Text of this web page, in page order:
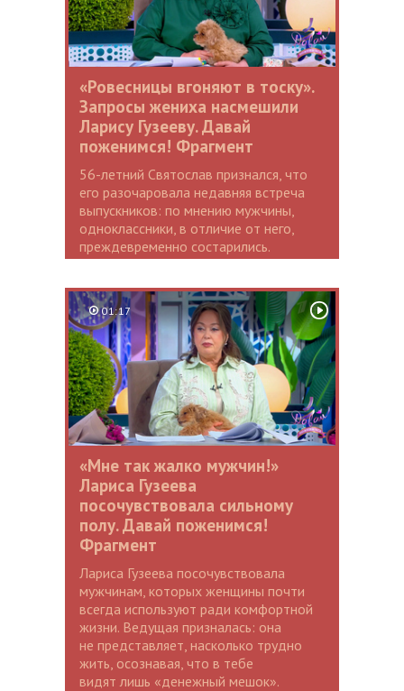
«Ровесницы вгоняют в тоску».
Запросы жениха насмешили
Ларису Гузееву. Давай
поженимся! Фрагмент
56-летний Святослав признался, что
его разочаровала недавняя встреча
выпускников: по мнению мужчины,
одноклассники, в отличие от него,
преждевременно состарились.
01:17
«Мне так жалко мужчин!»
Лариса Гузеева
посочувствовала сильному
полу. Давай поженимся!
Фрагмент
Лариса Гузеева посочувствовала
мужчинам, которых женщины почти
всегда используют ради комфортной
жизни. Ведущая призналась: она
не представляет, насколько трудно
жить, осознавая, что в тебе
видят лишь «денежный мешок».